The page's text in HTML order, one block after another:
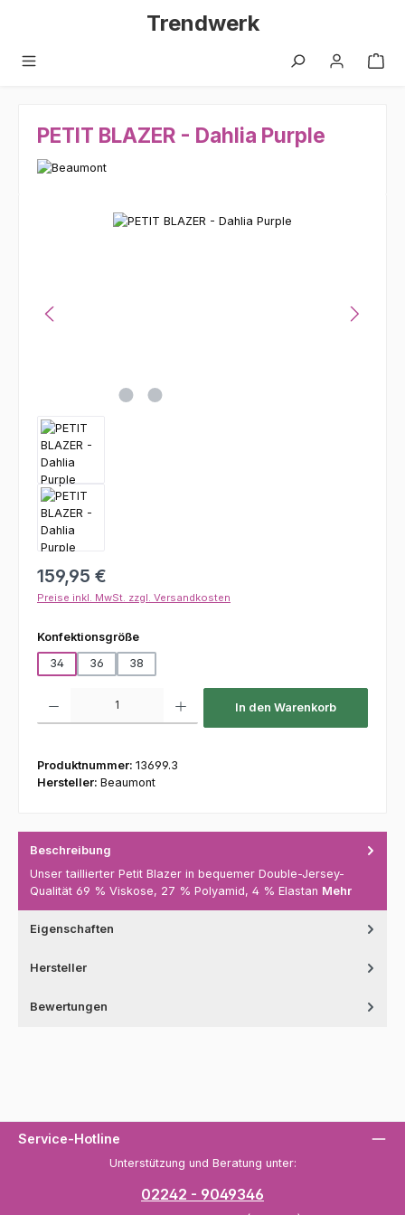
Zum Hauptinhalt springenTrendwerk
PETIT BLAZER - Dahlia Purple
Bildergalerie überspringen
Regulärer Preis:
159,95 €
Preise inkl. MwSt. zzgl. Versandkosten
Konfektionsgrößeauswählen
34
36 38
In den Warenkorb
Produktnummer: 13699.3
Hersteller: Beaumont
Beschreibung
Unser taillierter Petit Blazer in bequemer Double-Jersey-
Qualität 69 % Viskose, 27 % Polyamid, 4 % Elastan Mehr
Eigenschaften
Hersteller
Bewertungen
Service-Hotline
Unterstützung und Beratung unter:
02242 - 9049346